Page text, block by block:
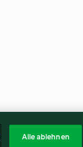
Alle ablehnen